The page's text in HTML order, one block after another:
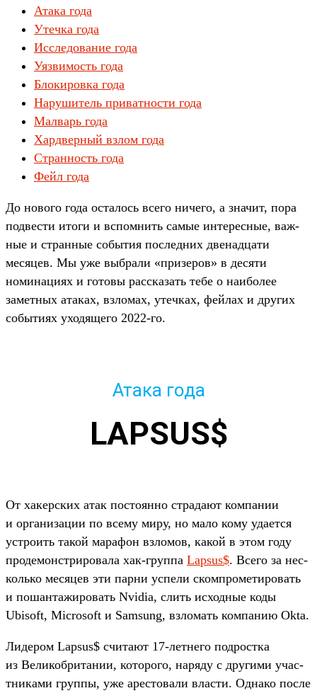
Атака года
Утечка года
Исследование года
Уязвимость года
Блокировка года
Нарушитель приватности года
Малварь года
Хардверный взлом года
Странность года
Фейл года
До нового года оста­лось все­го ничего, а зна­чит, пора
под­вести ито­ги и вспом­нить самые инте­рес­ные, важ­
ные и стран­ные события пос­ледних две­над­цати
месяцев. Мы уже выб­рали «при­зеров» в десяти
номина­циях и готовы рас­ска­зать тебе о наибо­лее
замет­ных ата­ках, взло­мах, утеч­ках, фей­лах и дру­гих
событи­ях ухо­дяще­го 2022-го.
Атака года
LAPSUS$
От хакер­ских атак пос­тоян­но стра­дают ком­пании
и орга­низа­ции по все­му миру, но мало кому уда­ется
устро­ить такой марафон взло­мов, какой в этом году
про­демонс­три­рова­ла хак‑груп­па Lapsus$. Все­го за нес­
коль­ко месяцев эти пар­ни успе­ли ском­про­мети­ровать
и пошан­тажиро­вать Nvidia, слить исходные коды
Ubisoft, Microsoft и Samsung, взло­мать ком­панию Okta.
Ли­дером Lapsus$ счи­тают 17-лет­него под­рос­тка
из Великоб­ритании, которо­го, наряду с дру­гими учас­
тни­ками груп­пы, уже арес­товали влас­ти. Одна­ко пос­ле